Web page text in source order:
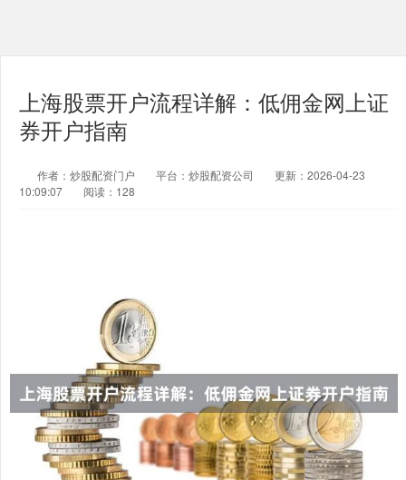
上海股票开户流程详解：低佣金网上证
券开户指南
作者：炒股配资门户 平台：炒股配资公司
更新：2026-04-23
10:09:07
阅读：128